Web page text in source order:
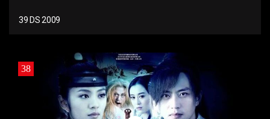
39 DS 2009
38